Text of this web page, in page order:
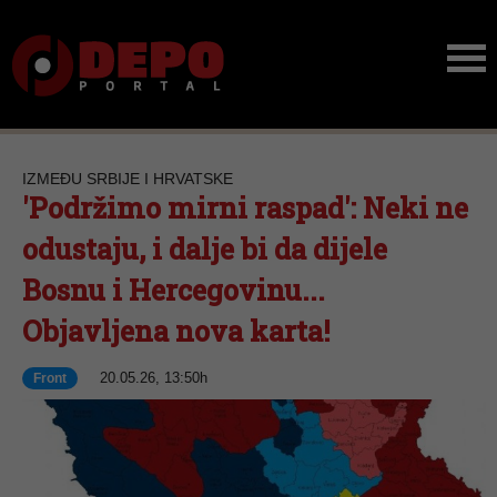
IZMEĐU SRBIJE I HRVATSKE
'Podržimo mirni raspad': Neki ne
odustaju, i dalje bi da dijele
Bosnu i Hercegovinu...
Objavljena nova karta!
Front 20.05.26, 13:50h